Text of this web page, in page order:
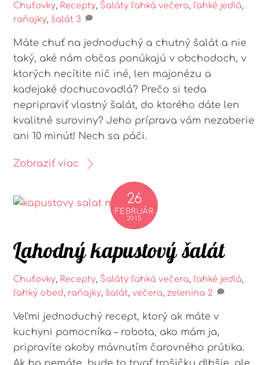
Chuťovky, Recepty, Šaláty ľahká večera, ľahké jedlá,
raňajky, šalát 3
Máte chuť na jednoduchý a chutný šalát a nie
taký, aké nám občas ponúkajú v obchodoch, v
ktorých necítite nič iné, len majonézu a
kadejaké dochucovadlá? Prečo si teda
nepripraviť vlastný šalát, do ktorého dáte len
kvalitné suroviny? Jeho príprava vám nezaberie
ani 10 minút! Nech sa páči.
Zobraziť viac
26
FEBRUÁR
2015
Lahodný kapustový šalát
Chuťovky, Recepty, Šaláty ľahká večera, ľahké jedlá,
ľahký obed, raňajky, šalát,večera, zelenina 2
Veľmi jednoduchý recept, ktorý ak máte v
kuchyni pomocníka – robota, ako mám ja,
pripravíte akoby mávnutím čarovného prútika.